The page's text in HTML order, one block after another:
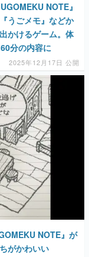
NOTE』
うごメモ』などか
かけるゲーム。体
分の内容に
2025年12月17日 公開
NOTE』が
がかわいい